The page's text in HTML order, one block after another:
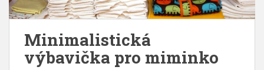
Minimalistická
výbavička pro miminko